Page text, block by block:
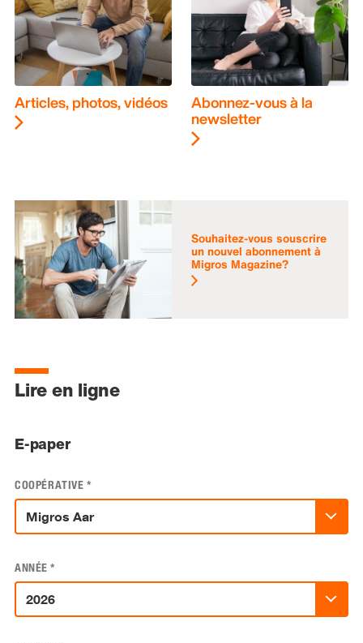
Articles, photos, vidéos Abonnez-vous à la
newsletter
Souhaitez-vous souscrire
un nouvel abonnement à
Migros Magazine?
Lire en ligne
E-paper
COOPÉRATIVE *
ANNÉE *